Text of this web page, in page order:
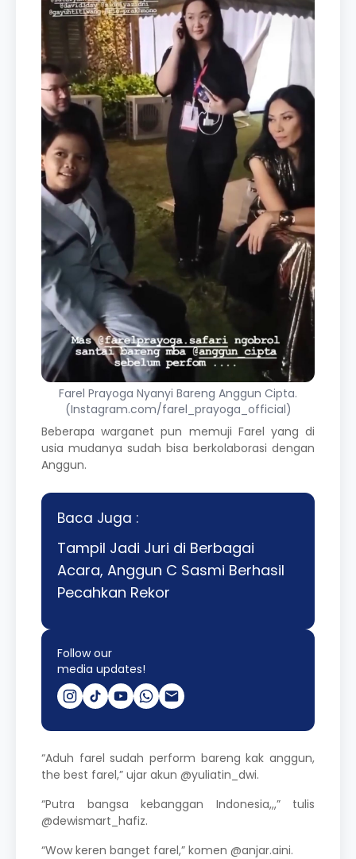
Farel Prayoga Nyanyi Bareng Anggun Cipta.
(Instagram.com/farel_prayoga_official)
Beberapa warganet pun memuji Farel yang di
usia mudanya sudah bisa berkolaborasi dengan
Anggun.
Baca Juga :
Tampil Jadi Juri di Berbagai
Acara, Anggun C Sasmi Berhasil
Pecahkan Rekor
Follow our
media updates!
“Aduh farel sudah perform bareng kak anggun,
the best farel,” ujar akun @yuliatin_dwi.
“Putra bangsa kebanggan Indonesia,,,” tulis
@dewismart_hafiz.
“Wow keren banget farel,” komen @anjar.aini.